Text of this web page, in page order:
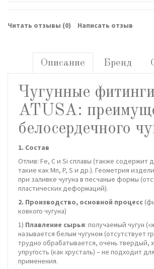
Читать отзывы (0) Написать отзыв
Описание Бренд
Чугунные фитинги
ATUSA:
белосердечного
1. Состав
Отлив: Fe, С и Si сплавы (также содержит
такие как Mn, P, S и др.). Геометрия
при заливке чугуна в песчаные формы
пластических деформаций).
2. Производство, основной процесс
ковкого чугуна)
1) Плавление сырья: получаемый чугун
называется белым чугуном (отсутствует
трудно обрабатывается, очень твердый,
упругость (как хрусталь) – не подходит
применения.